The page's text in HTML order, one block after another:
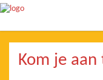
Kom je aan